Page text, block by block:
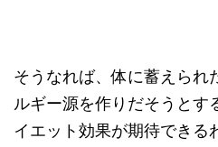
そうなれば、体に蓄えられ
ルギー源を作りだそうとす
イエット効果が期待できる